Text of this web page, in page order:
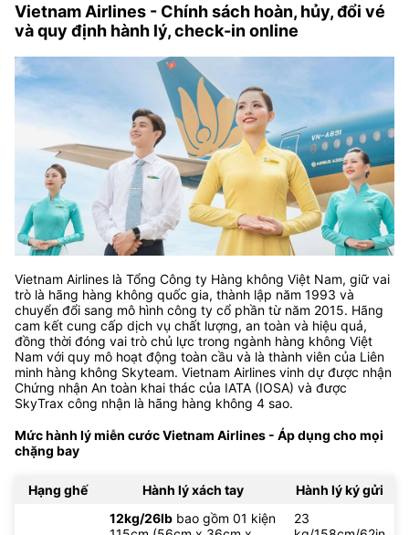
Vietnam Airlines - Chính sách hoàn, hủy, đổi vé
và quy định hành lý, check-in online
Vietnam Airlines là Tổng Công ty Hàng không Việt Nam, giữ vai
trò là hãng hàng không quốc gia, thành lập năm 1993 và
chuyển đổi sang mô hình công ty cổ phần từ năm 2015. Hãng
cam kết cung cấp dịch vụ chất lượng, an toàn và hiệu quả,
đồng thời đóng vai trò chủ lực trong ngành hàng không Việt
Nam với quy mô hoạt động toàn cầu và là thành viên của Liên
minh hàng không Skyteam. Vietnam Airlines vinh dự được nhận
Chứng nhận An toàn khai thác của IATA (IOSA) và được
SkyTrax công nhận là hãng hàng không 4 sao.
Mức hành lý miễn cước Vietnam Airlines - Áp dụng cho mọi
chặng bay
Hạng ghế Hành lý xách tay Hành lý ký gửi
12kg/26lb bao gồm 01 kiện
23